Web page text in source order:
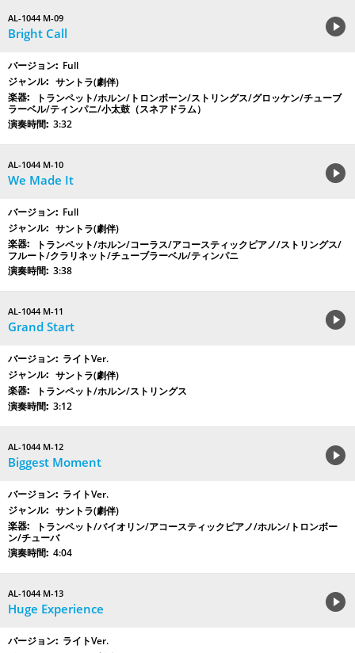
AL-1044 M-09
Bright Call
Full
サントラ(劇伴)
トランペット/ホルン/トロンボーン/ストリングス/グロッケン/チューブ
ラーベル/ティンパニ/小太鼓（スネアドラム）
3:32
AL-1044 M-10
We Made It
Full
サントラ(劇伴)
トランペット/ホルン/コーラス/アコースティックピアノ/ストリングス/
フルート/クラリネット/チューブラーベル/ティンパニ
3:38
AL-1044 M-11
Grand Start
ライトVer.
サントラ(劇伴)
トランペット/ホルン/ストリングス
3:12
AL-1044 M-12
Biggest Moment
ライトVer.
サントラ(劇伴)
トランペット/バイオリン/アコースティックピアノ/ホルン/トロンボー
ン/チューバ
4:04
AL-1044 M-13
Huge Experience
ライトVer.